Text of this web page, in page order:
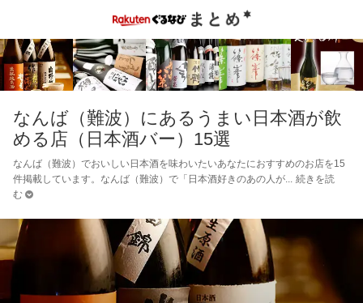
なんば（難波）にあるうまい日本酒が飲
める店（日本酒バー）15選
なんば（難波）でおいしい日本酒を味わいたいあなたにおすすめのお店を15
件掲載しています。なんば（難波）で「日本酒好きのあの人が
続きを読
む